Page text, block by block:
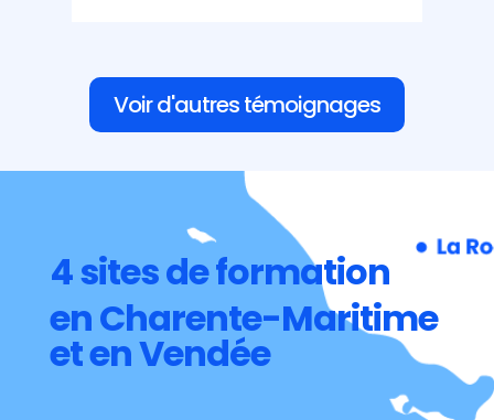
Voir d'autres témoignages
4 sites de formation
en Charente-Maritime
et en Vendée